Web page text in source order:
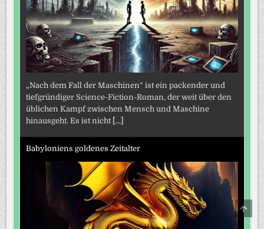
„Nach dem Fall der Maschinen“ ist ein packender und
tiefgründiger Science-Fiction-Roman, der weit über den
üblichen Kampf zwischen Mensch und Maschine
hinausgeht. Es ist nicht [...]
Babyloniens goldenes Zeitalter
TO
TOP